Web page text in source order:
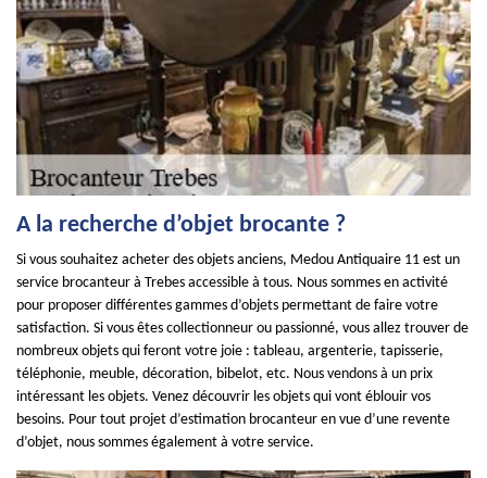
A la recherche d’objet brocante ?
Si vous souhaitez acheter des objets anciens, Medou Antiquaire 11 est un
service brocanteur à Trebes accessible à tous. Nous sommes en activité
pour proposer différentes gammes d’objets permettant de faire votre
satisfaction. Si vous êtes collectionneur ou passionné, vous allez trouver de
nombreux objets qui feront votre joie : tableau, argenterie, tapisserie,
téléphonie, meuble, décoration, bibelot, etc. Nous vendons à un prix
intéressant les objets. Venez découvrir les objets qui vont éblouir vos
besoins. Pour tout projet d’estimation brocanteur en vue d’une revente
d’objet, nous sommes également à votre service.